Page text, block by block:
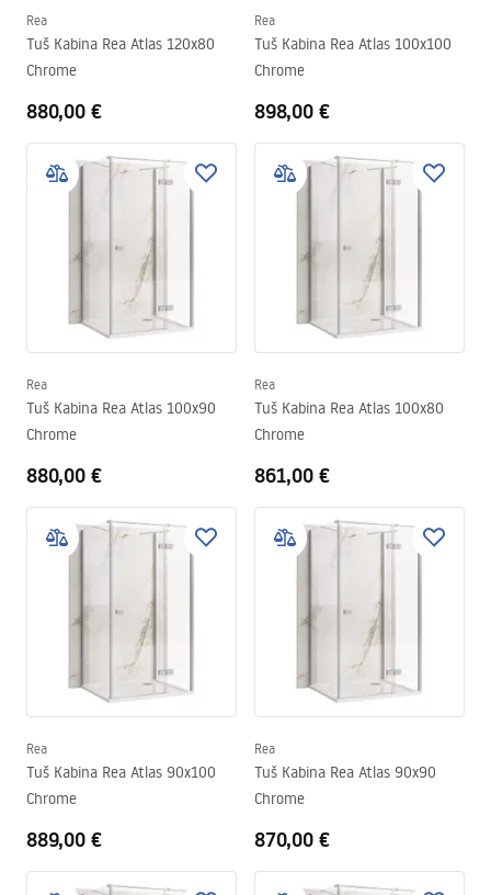
Rea
Tuš Kabina Rea Atlas 120x80
Chrome
880,00 €
Rea
Tuš Kabina Rea Atlas 100x100
Chrome
898,00 €
Rea
Tuš Kabina Rea Atlas 100x90
Chrome
880,00 €
Rea
Tuš Kabina Rea Atlas 100x80
Chrome
861,00 €
Rea
Tuš Kabina Rea Atlas 90x100
Chrome
889,00 €
Rea
Tuš Kabina Rea Atlas 90x90
Chrome
870,00 €